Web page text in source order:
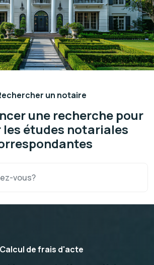
un notaire
une recherche pour
études notariales
Calcul de frais d'acte